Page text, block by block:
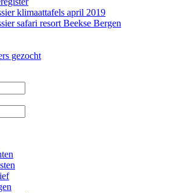
klimaattafels april 2019
safari resort Beekse Bergen
gezocht